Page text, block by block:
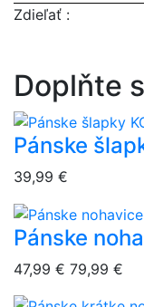
Zdieľať :
Doplňte
overlay bg
Pánske
39,99 €
overlay bg
Pánske
47,99 € 79,99 €